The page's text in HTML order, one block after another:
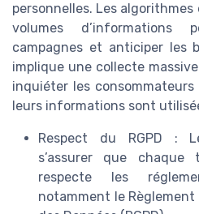
personnelles. Les algorithmes
volumes d’informations
campagnes et anticiper les
implique une collecte
inquiéter les
leurs informations sont
Respect du RGPD :
s’assurer que chaque
respecte les
notamment le